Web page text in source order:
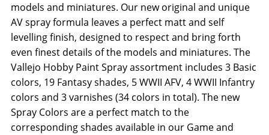
models and miniatures. Our new original and unique
AV spray formula leaves a perfect matt and self
levelling finish, designed to respect and bring forth
even finest details of the models and miniatures. The
Vallejo Hobby Paint Spray assortment includes 3 Basic
colors, 19 Fantasy shades, 5 WWII AFV, 4 WWII Infantry
colors and 3 varnishes (34 colors in total). The new
Spray Colors are a perfect match to the
corresponding shades available in our Game and